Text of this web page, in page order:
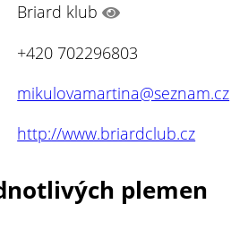
Briard klub
+420 702296803
mikulovamartina@seznam.cz
http://www.briardclub.cz
plemen